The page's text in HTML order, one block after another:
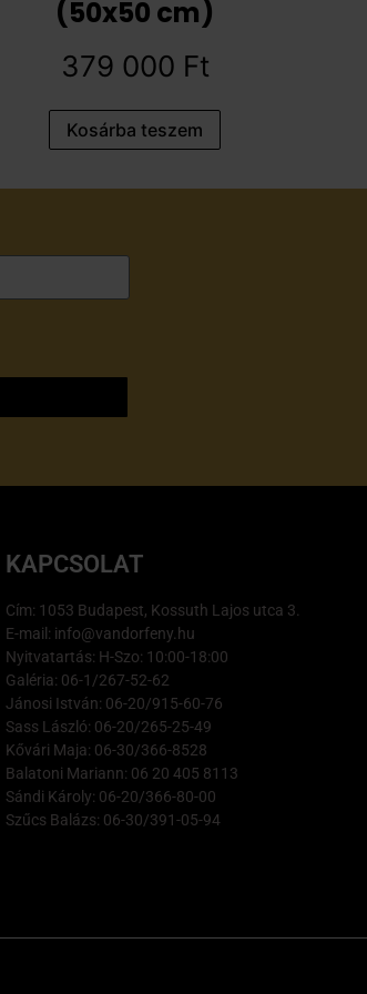
(50x50 cm)
379 000 Ft
Kosárba teszem
KAPCSOLAT
Cím: 1053 Budapest, Kossuth Lajos utca 3.
E-mail: info@vandorfeny.hu
Nyitvatartás: H-Szo: 10:00-18:00
Galéria: 06-1/267-52-62
Jánosi István: 06-20/915-60-76
Sass László: 06-20/265-25-49
Kővári Maja: 06-30/366-8528
Balatoni Mariann: 06 20 405 8113
Sándi Károly: 06-20/366-80-00
Szűcs Balázs: 06-30/391-05-94